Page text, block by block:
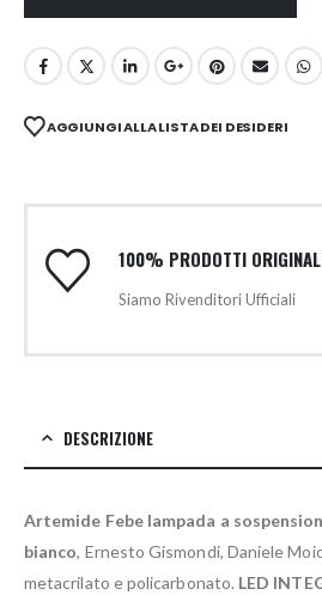
AGGIUNGI ALLA LISTA DEI DESIDERI
100% PRODOTTI
Siamo Rivenditori Ufficiali
DESCRIZIONE
Artemide Febe lampada a
bianco, Ernesto Gismondi, Daniele
metacrilato e policarbonato.LED